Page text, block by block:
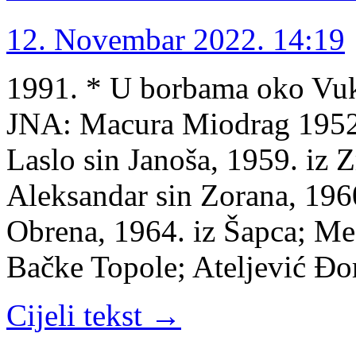
12. Novembar 2022. 14:19
1991. * U borbama oko
JNA: Macura Miodrag
Laslo sin Janoša, 1959. iz
Aleksandar sin Zorana,
Obrena, 1964. iz Šapca;
Bačke Topole; Ateljević
Cijeli tekst →